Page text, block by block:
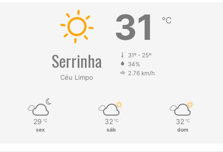
Serrinha
Céu Limpo
31 ℃
31º - 25º
34%
2.76 km/h
29 ℃
sex
32 ℃
sáb
32 ℃
dom